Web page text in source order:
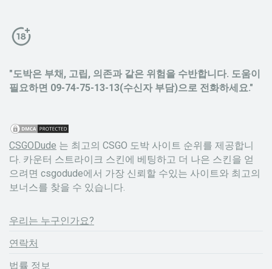
"도박은 부채, 고립, 의존과 같은 위험을 수반합니다. 도움이
필요하면 09-74-75-13-13(수신자 부담)으로 전화하세요."
CSGODude 는 최고의 CSGO 도박 사이트 순위를 제공합니
다. 카운터 스트라이크 스킨에 베팅하고 더 나은 스킨을 얻
으려면 csgodude에서 가장 신뢰할 수있는 사이트와 최고의
보너스를 찾을 수 있습니다.
우리는 누구인가요?
연락처
법률 정보